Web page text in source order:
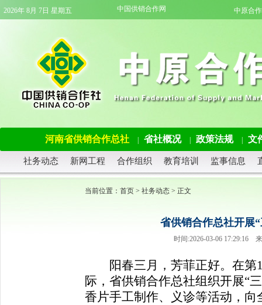
2026年 8月 7日 星期五 中国供销合作网 中原合
河南省供销合作总社 省社概况 政策法规 文
社务动态 新网工程 合作组织 教育培训 监事信息
当前位置： 首页 > 社务动态 > 正文
省供销合作总社开展
时间:2026-03-06 17:29:16
阳春三月，芳菲正好。在第
际，省供销合作总社组织开展“
香片手工制作、义诊等活动，